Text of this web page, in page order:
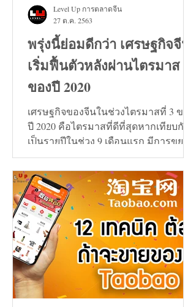
พรุ่งนี้ย่อมดีกว่า เศรษฐกิจจีน
เริ่มฟื้นตัวหลังผ่านไตรมาส 3
ของปี 2020
เศรษฐกิจของจีนในช่วงไตรมาสที่ 3 ของ
ปี 2020 คือไตรมาสที่ดีที่สุดหากเทียบกัน
เป็นรายปีในช่วง 9 เดือนแรก มีการขยาย
ตัวเพิ่มขึ้น 0.7%
Level Up การตลาดจีน
27 ต.ค. 2563